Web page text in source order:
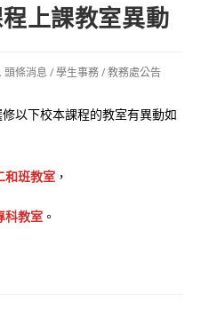
上課教室異動
頭條消息 /學生事務/教務處公告
以下校本課程的教室有異動如
和班教室 ，
科教室 。